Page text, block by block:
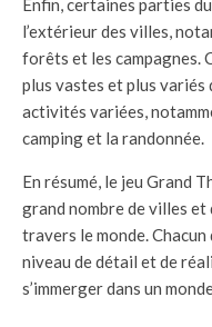
Enfin, certaines parties
l’extérieur des villes,
forêts et les campagnes.
plus vastes et plus
activités variées,
camping et la randonnée.
En résumé, le jeu Grand
grand nombre de villes
travers le monde.
niveau de détail et de
s’immerger dans un